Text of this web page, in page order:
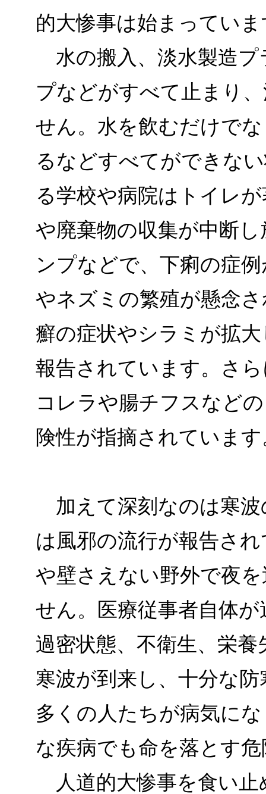
的大惨事は始まってい
水の搬入、淡水製造プ
プなどがすべて止まり
せん。水を飲むだけで
るなどすべてができな
る学校や病院はトイレ
や廃棄物の収集が中断
ンプなどで、下痢の症
やネズミの繁殖が懸念
癬の症状やシラミが拡
報告されています。さ
コレラや腸チフスなど
険性が指摘されています
加えて深刻なのは寒波
は風邪の流行が報告さ
や壁さえない野外で夜
せん。医療従事者自体
過密状態、不衛生、栄
寒波が到来し、十分な
多くの人たちが病気に
な疾病でも命を落とす
人道的大惨事を食い止